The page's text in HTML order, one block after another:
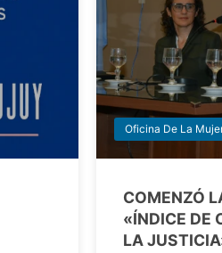
Oficina De La
COMENZÓ
«ÍNDICE DE
LA